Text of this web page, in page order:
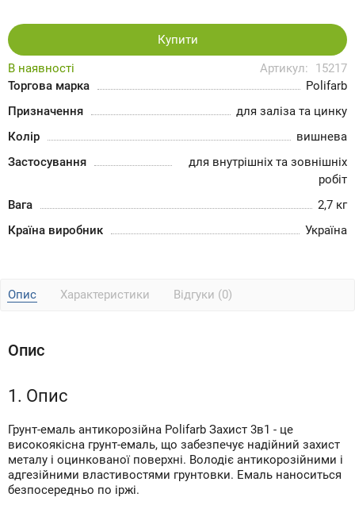
В наявності Артикул:
15217
Торгова марка
Polifarb
Призначення
для заліза та цинку
Колір
вишнева
Застосування
для внутрішніх та зовнішніх
робіт
Вага
2,7 кг
Країна виробник
Україна
Купити
Опис Характеристики Відгуки (0)
Опис
1. Опис
Грунт-емаль антикорозійна Polifarb Захист 3в1 - це
високоякісна грунт-емаль, що забезпечує надійний захист
металу і оцинкованої поверхні. Володіє антикорозійними і
адгезійними властивостями грунтовки. Емаль наноситься
безпосередньо по іржі.